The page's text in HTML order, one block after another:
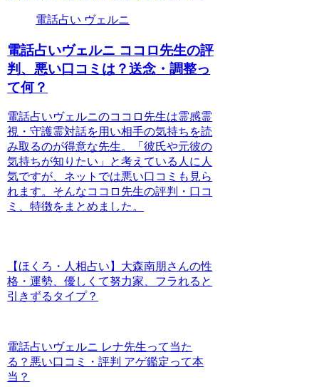
電話占い ヴェルニ
電話占いヴェルニ ココロ先生の評
判、悪い口コミは？送念・調整っ
て何？
電話占いヴェルニのココロ先生は霊感霊
視・守護霊対話を用い相手の気持ちを読
み取るのが得意な先生。「彼氏や元彼の
気持ちが知りたい」と考えている人に人
気ですが、ネットでは悪い口コミも見ら
れます。そんなココロ先生の評判・口コ
ミ、特徴をまとめました。
【ほくろ・人相占い】大森南朋さんの性
格・運勢、優しくて努力家、フラれると
引きずるタイプ？
電話占いヴェルニ レナ先生って当た
る？悪い口コミ・評判 アゲ鑑定って本
当？